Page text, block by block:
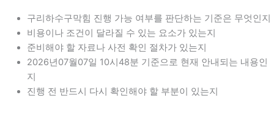
구리하수구막힘 진행 가능 여부를 판단하는 기준은 무엇인지
비용이나 조건이 달라질 수 있는 요소가 있는지
준비해야 할 자료나 사전 확인 절차가 있는지
2026년07월07일 10시48분 기준으로 현재 안내되는 내용인
지
진행 전 반드시 다시 확인해야 할 부분이 있는지